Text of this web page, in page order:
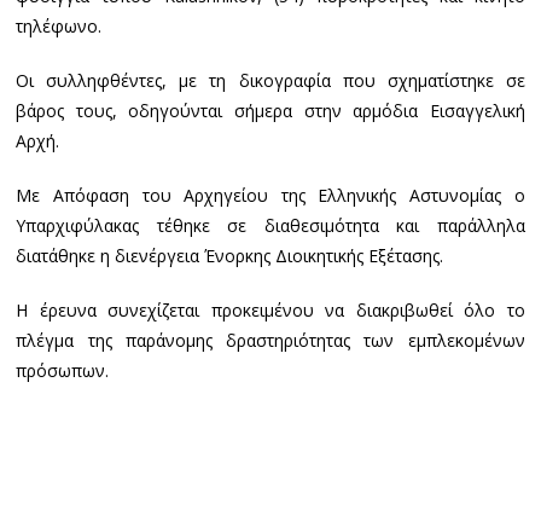
τηλέφωνο.
Οι συλληφθέντες, με τη δικογραφία που σχηματίστηκε σε
βάρος τους, οδηγούνται σήμερα στην αρμόδια Εισαγγελική
Αρχή.
Με Απόφαση του Αρχηγείου της Ελληνικής Αστυνομίας ο
Υπαρχιφύλακας τέθηκε σε διαθεσιμότητα και παράλληλα
διατάθηκε η διενέργεια Ένορκης Διοικητικής Εξέτασης.
Η έρευνα συνεχίζεται προκειμένου να διακριβωθεί όλο το
πλέγμα της παράνομης δραστηριότητας των εμπλεκομένων
πρόσωπων.